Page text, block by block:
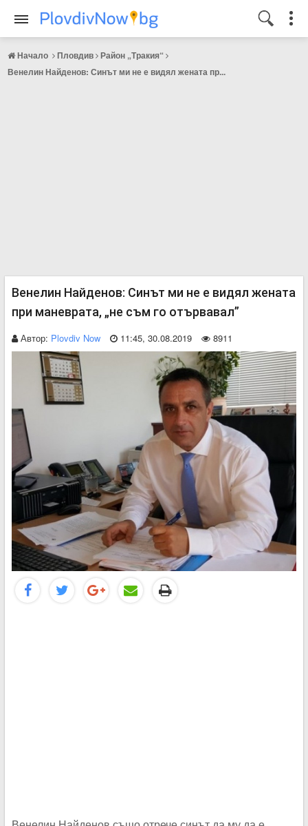
Начало Пловдив Район „Тракия“
Венелин Найденов: Синът ми не е видял жената пр...
Венелин Найденов: Синът ми не е видял жената
при маневрата, „не съм го отървавал”
Автор: Plovdiv Now 11:45, 30.08.2019 8911